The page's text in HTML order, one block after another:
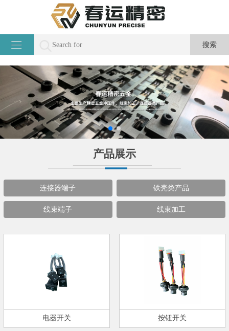
产品展示
连接器端子 铁壳类产品
线束端子 线束加工
电器开关 按钮开关